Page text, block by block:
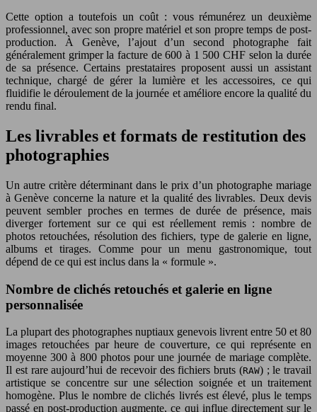
Cette option a toutefois un coût : vous rémunérez un deuxième
professionnel, avec son propre matériel et son propre temps de post-
production. À Genève, l’ajout d’un second photographe fait
généralement grimper la facture de 600 à 1 500 CHF selon la durée
de sa présence. Certains prestataires proposent aussi un assistant
technique, chargé de gérer la lumière et les accessoires, ce qui
fluidifie le déroulement de la journée et améliore encore la qualité du
rendu final.
Les livrables et formats de restitution des
photographies
Un autre critère déterminant dans le prix d’un photographe mariage
à Genève concerne la nature et la qualité des livrables. Deux devis
peuvent sembler proches en termes de durée de présence, mais
diverger fortement sur ce qui est réellement remis : nombre de
photos retouchées, résolution des fichiers, type de galerie en ligne,
albums et tirages. Comme pour un menu gastronomique, tout
dépend de ce qui est inclus dans la « formule ».
Nombre de clichés retouchés et galerie en ligne
personnalisée
La plupart des photographes nuptiaux genevois livrent entre 50 et 80
images retouchées par heure de couverture, ce qui représente en
moyenne 300 à 800 photos pour une journée de mariage complète.
Il est rare aujourd’hui de recevoir des fichiers bruts (RAW) ; le travail
artistique se concentre sur une sélection soignée et un traitement
homogène. Plus le nombre de clichés livrés est élevé, plus le temps
passé en post-production augmente, ce qui influe directement sur le